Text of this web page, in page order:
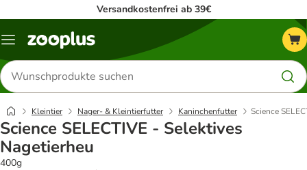
Versandkostenfrei ab 39€
Menü
Produkte
suchen
Kleintier Nager- & Kleintierfutter Kaninchenfutter Science
Science SELECTIVE - Selektives
Nagetierheu
400g